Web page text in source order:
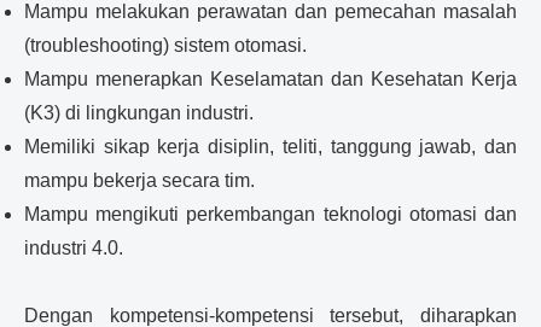
Mampu melakukan perawatan dan pemecahan masalah
(troubleshooting) sistem otomasi.
Mampu menerapkan Keselamatan dan Kesehatan Kerja
(K3) di lingkungan industri.
Memiliki sikap kerja disiplin, teliti, tanggung jawab, dan
mampu bekerja secara tim.
Mampu mengikuti perkembangan teknologi otomasi dan
industri 4.0.
Dengan kompetensi-kompetensi tersebut, diharapkan